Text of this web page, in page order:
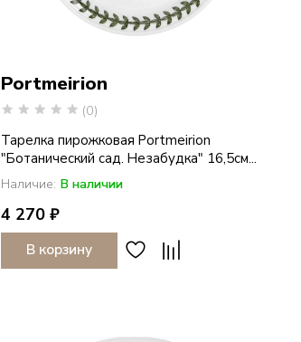
Portmeirion
(0)
Тарелка пирожковая Portmeirion
"Ботанический сад. Незабудка" 16,5см...
Наличие: В наличии
4 270 ₽
В корзину